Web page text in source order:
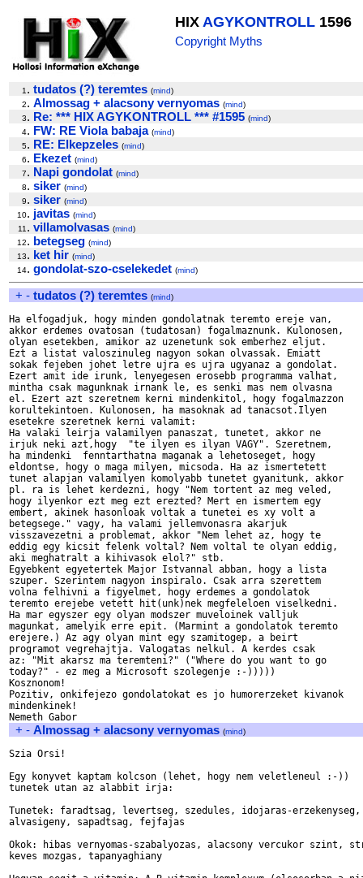
HIX AGYKONTROLL 1596
Copyright Myths
1 . tudatos (?) teremtes (mind)
2. Almossag + alacsony vernyomas (mind)
3. Re: *** HIX AGYKONTROLL *** #1595 (mind)
4. FW: RE Viola babaja (mind)
5. RE: Elkepzeles (mind)
6. Ekezet (mind)
7. Napi gondolat (mind)
8. siker (mind)
9. siker (mind)
10. javitas (mind)
11 . villamolvasas (mind)
12. betegseg (mind)
13. ket hir (mind)
14. gondolat-szo-cselekedet (mind)
+ - tudatos (?) teremtes (mind)
Ha elfogadjuk, hogy minden gondolatnak teremto ereje van,
akkor erdemes ovatosan (tudatosan) fogalmaznunk. Kulonosen,
olyan esetekben, amikor az uzenetunk sok emberhez eljut.
Ezt a listat valoszinuleg nagyon sokan olvassak. Emiatt
sokak fejeben johet letre ujra es ujra ugyanaz a gondolat.
Ezert amit ide irunk, lenyegesen erosebb programma valhat,
mintha csak magunknak irnank le, es senki mas nem olvasna
el. Ezert azt szeretnem kerni mindenkitol, hogy fogalmazzon
korultekintoen. Kulonosen, ha masoknak ad tanacsot.Ilyen
esetekre szeretnek kerni valamit:
Ha valaki leirja valamilyen panaszat, tunetet, akkor ne
irjuk neki azt,hogy  "te ilyen es ilyan VAGY". Szeretnem,
ha mindenki  fenntarthatna maganak a lehetoseget, hogy
eldontse, hogy o maga milyen, micsoda. Ha az ismertetett
tunet alapjan valamilyen komolyabb tunetet gyanitunk, akkor
pl. ra is lehet kerdezni, hogy "Nem tortent az meg veled,
hogy ilyenkor ezt meg ezt erezted? Mert en ismertem egy
embert, akinek hasonloak voltak a tunetei es xy volt a
betegsege." vagy, ha valami jellemvonasra akarjuk
visszavezetni a problemat, akkor "Nem lehet az, hogy te
eddig egy kicsit felenk voltal? Nem voltal te olyan eddig,
aki meghatralt a kihivasok elol?" stb.
Egyebkent egyetertek Major Istvannal abban, hogy a lista
szuper. Szerintem nagyon inspiralo. Csak arra szerettem
volna felhivni a figyelmet, hogy erdemes a gondolatok
teremto erejebe vetett hit(unk)nek megfeleloen viselkedni.
Ha mar egyszer egy olyan modszer muveloinek valljuk
magunkat, amelyik erre epit. (Marmint a gondolatok teremto
erejere.) Az agy olyan mint egy szamitogep, a beirt
programot vegrehajtja. Valogatas nelkul. A kerdes csak
az: "Mit akarsz ma teremteni?" ("Where do you want to go
today?" - ez meg a Microsoft szolegenje :-)))))
Kosznonom!
Pozitiv, onkifejezo gondolatokat es jo humorerzeket kivanok
mindenkinek!
+ - Almossag + alacsony vernyomas (mind)
Szia Orsi!
Egy konyvet kaptam kolcson (lehet, hogy nem veletleneul :-))
tunetek utan az alabbit irja:
Tunetek: faradtsag, levertseg, szedules, idojaras-erzekenyseg,
alvasigeny, sapadtsag, fejfajas
Okok: hibas vernyomas-szabalyozas, alacsony vercukor szint,
keves mozgas, tapanyaghiany